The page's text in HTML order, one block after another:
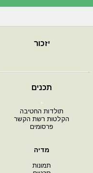
יזכור
תכנים
י
תולדות החטיבה
הקלטות רשת הקשר
פרסומים
מדיה
תמונות